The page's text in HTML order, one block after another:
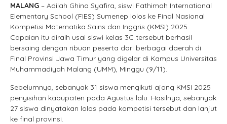
MALANG – Adilah Ghina Syafira, siswi Fathimah International
Elementary School (FIES) Sumenep lolos ke Final Nasional
Kompetisi Matematika Sains dan Inggris (KMSI) 2025.
Capaian itu diraih usai siswi kelas 3C tersebut berhasil
bersaing dengan ribuan peserta dari berbagai daerah di
Final Provinsi Jawa Timur yang digelar di Kampus Universitas
Muhammadiyah Malang (UMM), Minggu (9/11).
Sebelumnya, sebanyak 31 siswa mengikuti ajang KMSI 2025
penyisihan kabupaten pada Agustus lalu. Hasilnya, sebanyak
27 siswa dinyatakan lolos pada kompetisi tersebut dan lanjut
ke final provinsi.